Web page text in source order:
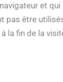
et
pas être
fin de la